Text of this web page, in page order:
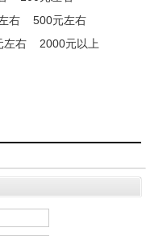
右
500元左右
左右 2000元以上